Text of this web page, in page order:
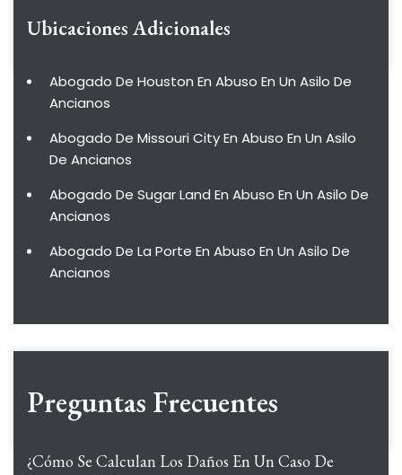
Ubicaciones Adicionales
Abogado De Houston En Abuso En Un Asilo De
Ancianos
Abogado De Missouri City En Abuso En Un Asilo
De Ancianos
Abogado De Sugar Land En Abuso En Un Asilo De
Ancianos
Abogado De La Porte En Abuso En Un Asilo De
Ancianos
Preguntas Frecuentes
¿Cómo Se Calculan Los Daños En Un Caso De